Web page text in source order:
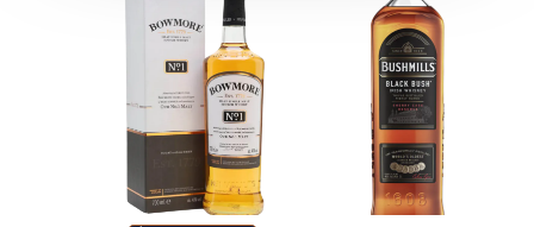
Johnnie Walker Red Label được tạo ra từ sự kết hợp hoàn hảo của hơn 35
loại whisky mạch nha và ngũ cốc đến từ các nhà chưng cất khắp Scotland.
Mỗi loại whisky đều được ủ trong thùng gỗ sồi ít nhất 3 năm, mang đến
hương vị phức tạp và phong phú với nhiều tầng hương vị đan xen.
RƯỢU JOHNNIE WALKER RED LABEL - TASTING